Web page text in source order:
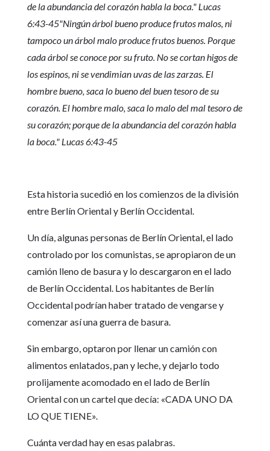
de la abundancia del corazón habla la boca." Lucas
6:43-45"Ningún árbol bueno produce frutos malos, ni
tampoco un árbol malo produce frutos buenos. Porque
cada árbol se conoce por su fruto. No se cortan higos de
los espinos, ni se vendimian uvas de las zarzas. El
hombre bueno, saca lo bueno del buen tesoro de su
corazón. El hombre malo, saca lo malo del mal tesoro de
su corazón; porque de la abundancia del corazón habla
la boca." Lucas 6:43-45
Esta historia sucedió en los comienzos de la división
entre Berlín Oriental y Berlín Occidental.
Un día, algunas personas de Berlín Oriental, el lado
controlado por los comunistas, se apropiaron de un
camión lleno de basura y lo descargaron en el lado
de Berlín Occidental. Los habitantes de Berlín
Occidental podrían haber tratado de vengarse y
comenzar así una guerra de basura.
Sin embargo, optaron por llenar un camión con
alimentos enlatados, pan y leche, y dejarlo todo
prolijamente acomodado en el lado de Berlín
Oriental con un cartel que decía: «CADA UNO DA
LO QUE TIENE».
Cuánta verdad hay en esas palabras.